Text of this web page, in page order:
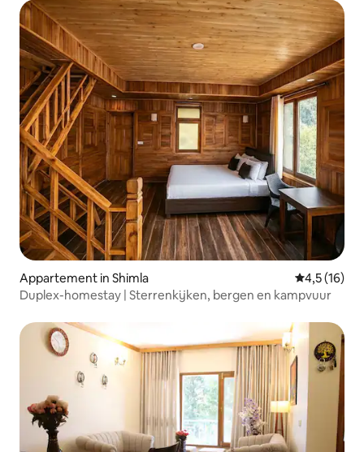
Appartement in Shimla
4,5 (16)
Duplex-homestay | Sterrenkijken, bergen en kampvuur